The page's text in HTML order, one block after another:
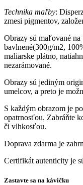
Technika maľby:
zmesi pigmentov,
Obrazy sú maľované
bavlnené(300g/m2,
maliarske plátno,
nezarámované.
Obrazy sú jediným
umelcov, a preto je
S každým obrazom je
opatrnosťou. Zabráňte
či vlhkosťou.
Doprava zdarma je
Certifikát autenticity je
Zastavte sa na kávičku